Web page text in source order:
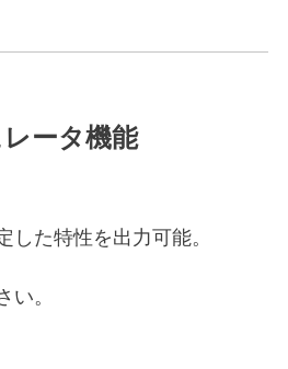
ータ機能
した特性を出力可能。
。